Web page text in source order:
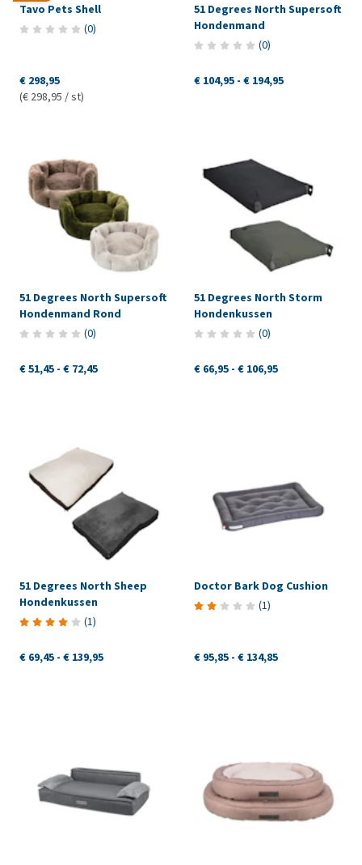
Tavo Pets Shell
(0)
€ 298,95
(€ 298,95 / st)
51 Degrees North Supersoft
Hondenmand
(0)
€ 104,95 - € 194,95
51 Degrees North Supersoft
Hondenmand Rond
(0)
€ 51,45 - € 72,45
51 Degrees North Storm
Hondenkussen
(0)
€ 66,95 - € 106,95
51 Degrees North Sheep
Hondenkussen
(1)
€ 69,45 - € 139,95
Doctor Bark Dog Cushion
(1)
€ 95,85 - € 134,85